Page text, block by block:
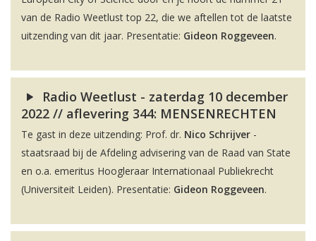
van de Radio Weetlust top 22, die we aftellen tot de laatste
uitzending van dit jaar. Presentatie: Gideon Roggeveen.
Radio Weetlust - zaterdag 10 december
2022 // aflevering 344: MENSENRECHTEN
Te gast in deze uitzending: Prof. dr. Nico Schrijver -
staatsraad bij de Afdeling advisering van de Raad van State
en o.a. emeritus Hoogleraar Internationaal Publiekrecht
(Universiteit Leiden). Presentatie: Gideon Roggeveen.